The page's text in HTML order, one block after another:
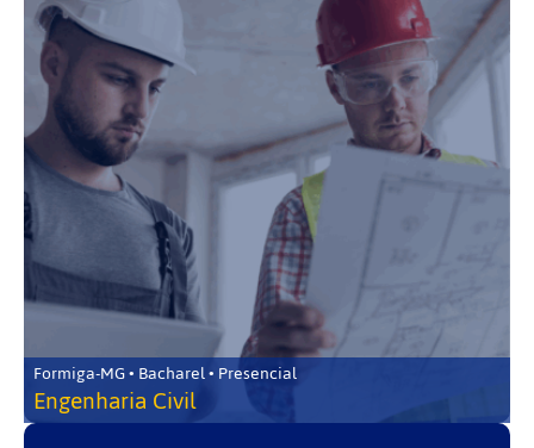
Formiga-MG • Bacharel • Presencial
Engenharia Civil